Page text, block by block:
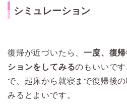
シミュレーション
復帰が近づいたら、一度、復
ションをしてみるのもいいで
で、起床から就寝まで復帰後
みるとよいです。